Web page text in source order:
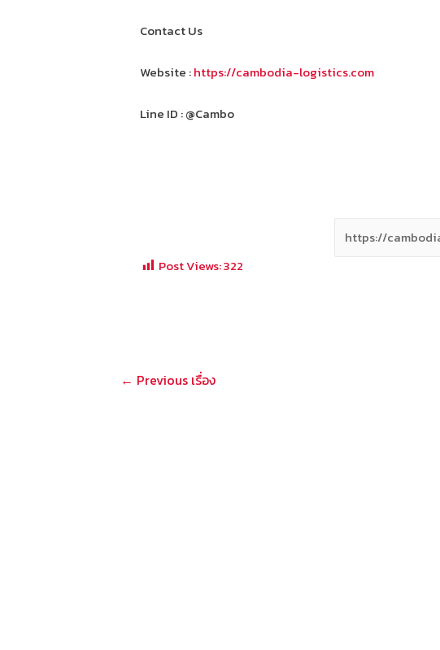
Contact Us
Website :https://cambodia-logistics.com
Line ID : @Cambo
Post Views:322
แนะแนว
← Previous เรื่อง